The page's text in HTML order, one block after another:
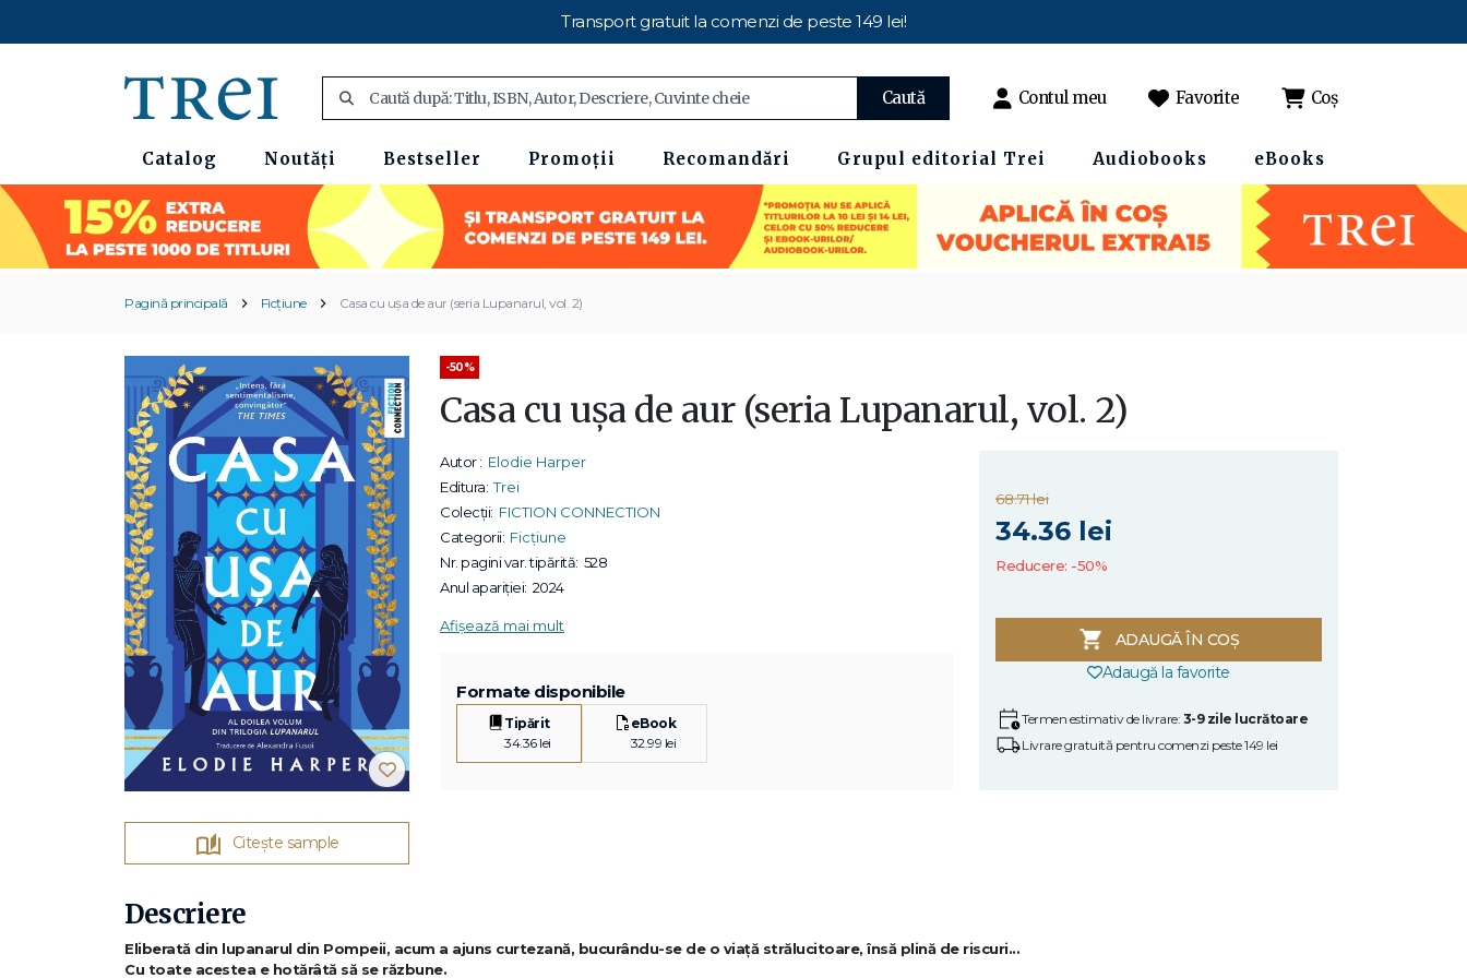
Transport gratuit la comenzi de peste 149 lei!
Caută Contul meu Favorite Coș
Catalog Noutăți Bestseller Promoții Recomandări Grupul editorial Trei Audiobooks eBooks
Pagină principală Ficțiune Casa cu ușa de aur (seria Lupanarul, vol. 2)
Citește sample
-50%
Casa cu ușa de aur (seria Lupanarul, vol. 2)
Autor : Elodie Harper
Editura: Trei
Colecții: FICTION CONNECTION
Categorii: Ficțiune
Nr. pagini var. tipărită: 528
Anul apariției: 2024
Afișează mai mult
Formate disponibile
Tipărit
34.36 lei
eBook
32.99 lei
68.71 lei
34.36 lei
Reducere: -50%
ADAUGĂ ÎN COȘ
Adaugă la favorite
Termen estimativ de livrare: 3-9 zile lucrătoare
Livrare gratuită pentru comenzi peste 149 lei
Descriere
Eliberată din lupanarul din Pompeii, acum a ajuns curtezană, bucurându-se de o viață strălucitoare, însă plină de riscuri...
Cu toate acestea e hotărâtă să se răzbune.